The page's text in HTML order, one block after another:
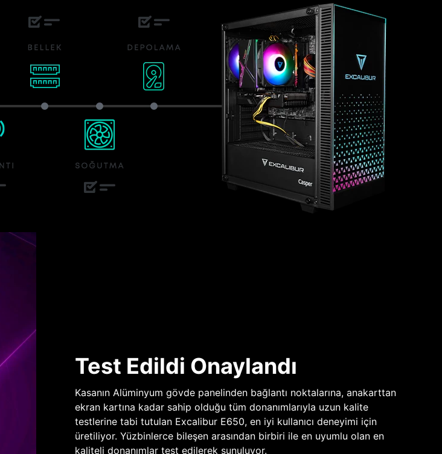
Test Edildi Onaylandı
Kasanın Alüminyum gövde panelinden bağlantı noktalarına, anakarttan
ekran kartına kadar sahip olduğu tüm donanımlarıyla uzun kalite
testlerine tabi tutulan Excalibur E650, en iyi kullanıcı deneyimi için
üretiliyor. Yüzbinlerce bileşen arasından birbiri ile en uyumlu olan en
kaliteli donanımlar test edilerek sunuluyor.